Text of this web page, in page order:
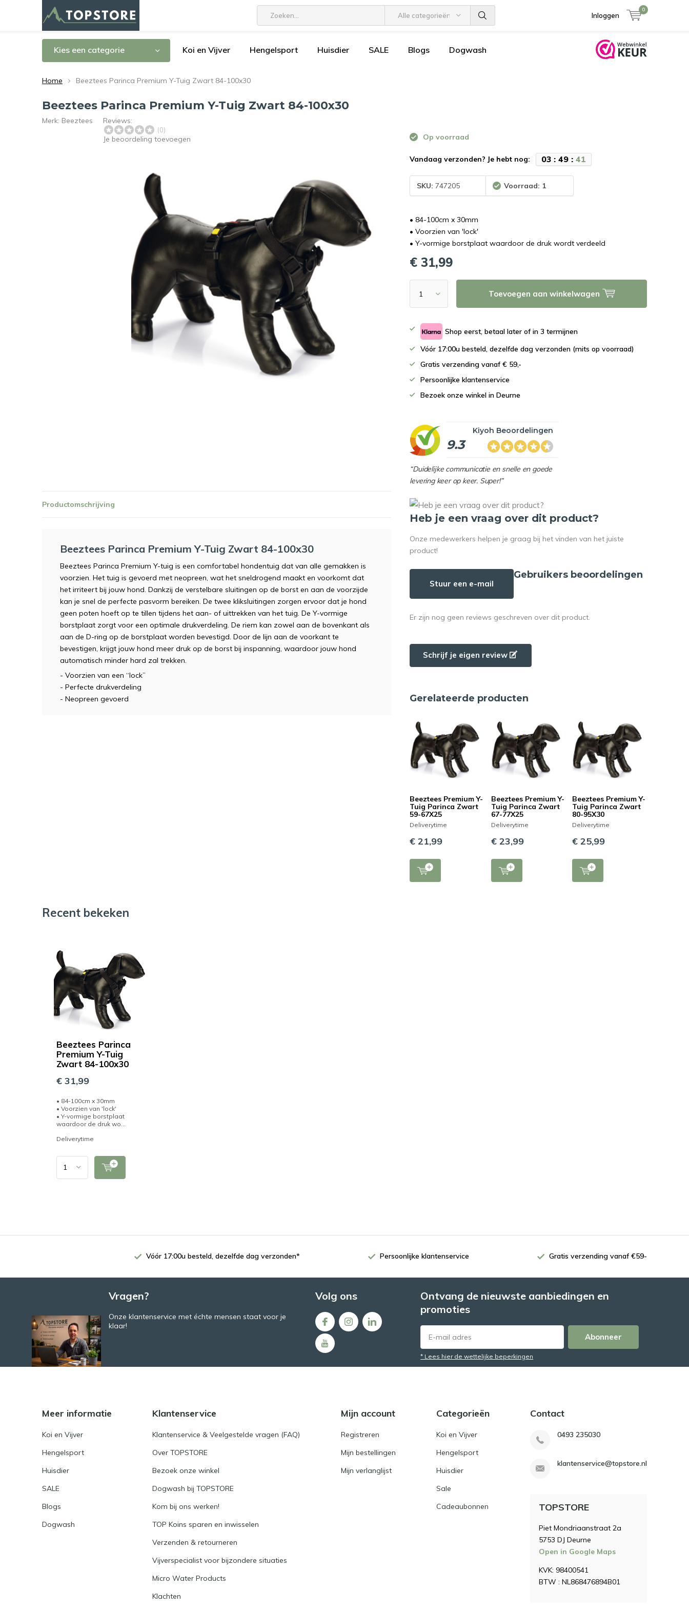
Alle categorieën Inloggen
0
Kies een categorie Koi en Vijver Hengelsport Huisdier SALE Blogs Dogwash
Home Beeztees Parinca Premium Y-Tuig Zwart 84-100x30
Beeztees Parinca Premium Y-Tuig Zwart 84-100x30
Merk: Beeztees Reviews:
(0)
Je beoordeling toevoegen Op voorraad
Vandaag verzonden? Je hebt nog: 03 :49 :40
SKU: 747205 Voorraad: 1
• 84-100cm x 30mm
• Voorzien van 'lock'
• Y-vormige borstplaat waardoor de druk wordt verdeeld
€ 31,99
Toevoegen aan winkelwagen
Shop eerst, betaal later of in 3 termijnen
Vóór 17:00u besteld, dezelfde dag verzonden (mits op voorraad)
Gratis verzending vanaf € 59,-
Persoonlijke klantenservice
Bezoek onze winkel in Deurne
9.3
Kiyoh Beoordelingen
“Duidelijke communicatie en snelle en goede
levering keer op keer. Super!”
Productomschrijving
Beeztees Parinca Premium Y-Tuig Zwart 84-100x30
Beeztees Parinca Premium Y-tuig is een comfortabel hondentuig dat van alle gemakken is
voorzien. Het tuig is gevoerd met neopreen, wat het sneldrogend maakt en voorkomt dat
het irriteert bij jouw hond. Dankzij de verstelbare sluitingen op de borst en aan de voorzijde
kan je snel de perfecte pasvorm bereiken. De twee kliksluitingen zorgen ervoor dat je hond
geen poten hoeft op te tillen tijdens het aan- of uittrekken van het tuig. De Y-vormige
borstplaat zorgt voor een optimale drukverdeling. De riem kan zowel aan de bovenkant als
aan de D-ring op de borstplaat worden bevestigd. Door de lijn aan de voorkant te
bevestigen, krijgt jouw hond meer druk op de borst bij inspanning, waardoor jouw hond
automatisch minder hard zal trekken.
- Voorzien van een “lock”
- Perfecte drukverdeling
- Neopreen gevoerd
Heb je een vraag over dit product?
Onze medewerkers helpen je graag bij het vinden van het juiste
product!
Stuur een e-mail
Gebruikers beoordelingen
Er zijn nog geen reviews geschreven over dit product.
Schrijf je eigen review
Gerelateerde producten
Beeztees Premium Y-
Tuig Parinca Zwart
59-67X25
Deliverytime
€ 21,99
Beeztees Premium Y-
Tuig Parinca Zwart
67-77X25
Deliverytime
€ 23,99
Beeztees Premium Y-
Tuig Parinca Zwart
80-95X30
Deliverytime
€ 25,99
Recent bekeken
Beeztees Parinca
Premium Y-Tuig
Zwart 84-100x30
€ 31,99
• 84-100cm x 30mm
• Voorzien van 'lock'
• Y-vormige borstplaat
waardoor de druk wo...
Deliverytime
Vóór 17:00u besteld, dezelfde dag verzonden* Persoonlijke klantenservice Gratis verzending vanaf €59-
Vragen?
Onze klantenservice met échte mensen staat voor je
klaar!
Volg ons
Ontvang de nieuwste aanbiedingen en
promoties
Abonneer
* Lees hier de wettelijke beperkingen
Meer informatie
Koi en Vijver
Hengelsport
Huisdier
SALE
Blogs
Dogwash
Klantenservice
Klantenservice & Veelgestelde vragen (FAQ)
Over TOPSTORE
Bezoek onze winkel
Dogwash bij TOPSTORE
Kom bij ons werken!
TOP Koins sparen en inwisselen
Verzenden & retourneren
Vijverspecialist voor bijzondere situaties
Micro Water Products
Klachten
Mijn account
Registreren
Mijn bestellingen
Mijn verlanglijst
Categorieën
Koi en Vijver
Hengelsport
Huisdier
Sale
Cadeaubonnen
Contact
0493 235030
klantenservice@topstore.nl
TOPSTORE
Piet Mondriaanstraat 2a
5753 DJ Deurne
Open in Google Maps
KVK: 98400541
BTW : NL868476894B01